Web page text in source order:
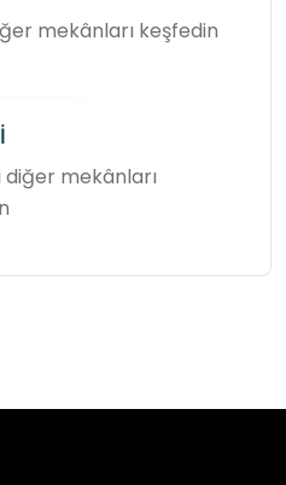
mekânları keşfedin
diğer mekânları